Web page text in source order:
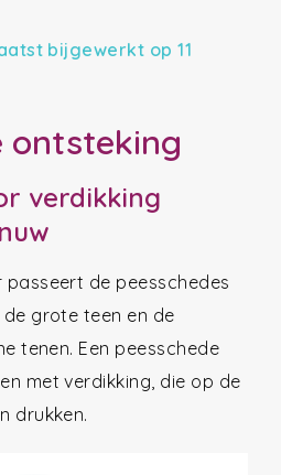
bijgewerkt op 11
ontsteking
verdikking
passeert de peesschedes
grote teen en de
tenen. Een peesschede
met verdikking, die op de
drukken.